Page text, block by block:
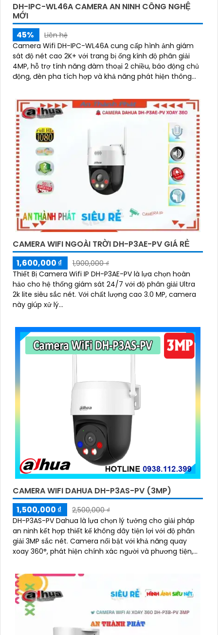
DH-IPC-WL46A CAMERA AN NINH CÔNG NGHỆ
MỚI
45%
Liên hệ
Camera Wifi DH-IPC-WL46A cung cấp hình ảnh giám
sát độ nét cao 2K+ với trang bị ống kính độ phân giải
4MP, hỗ trợ tính năng đàm thoại 2 chiều, báo động chủ
động, đèn pha tích hợp và khả năng phát hiện thông
camera Dahua DH-IPC-WL46A chính là sự lựa chọn vô
cùng phù hợpCamera an ninh không dây DH-IPC-
WL46A là lựa chọn lý tưởng để bảo vệ ngôi nhà hoặc
văn phòng của bạn
CAMERA WIFI NGOÀI TRỜI DH-P3AE-PV GIÁ RẺ
1,600,000 ₫
1,900,000 ₫
Thiết Bị Camera Wifi IP DH-P3AE-PV là lựa chọn hoàn
hảo cho hệ thống giám sát 24/7 với độ phân giải Ultra
2k lite siêu sắc nét. Với chất lượng cao 3.0 MP, camera
này giúp xử lý...
CAMERA WIFI DAHUA DH-P3AS-PV (3MP)
1,500,000 ₫
2,500,000 ₫
DH-P3AS-PV Dahua là lựa chọn lý tưởng cho giải pháp
an ninh kết hợp thiết kế không dây tiện lợi với độ phân
giải 3MP sắc nét. Camera nổi bật với khả năng quay
xoay 360°, phát hiện chính xác người và phương tiện,